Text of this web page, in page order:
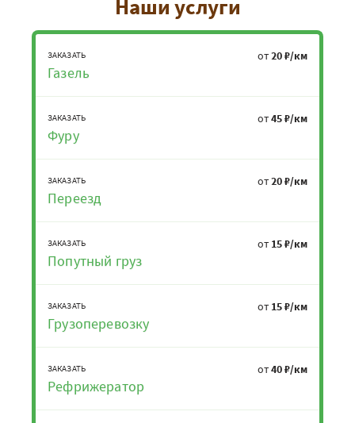
Наши услуги
ЗАКАЗАТЬ
Газель
от20 ₽/км
ЗАКАЗАТЬ
Фуру
от45 ₽/км
ЗАКАЗАТЬ
Переезд
от20 ₽/км
ЗАКАЗАТЬ
Попутный груз
от 15 ₽/км
ЗАКАЗАТЬ
Грузоперевозку
от 15 ₽/км
ЗАКАЗАТЬ
Рефрижератор
от40 ₽/км